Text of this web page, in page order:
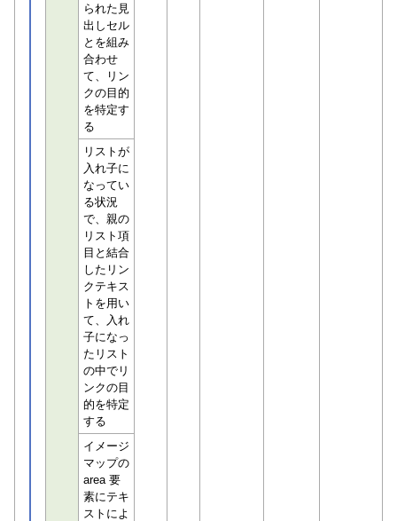
られた見
出しセル
とを組み
合わせ
て、リン
クの目的
を特定す
る
リストが
入れ子に
なってい
る状況
で、親の
リスト項
目と結合
したリン
クテキス
トを用い
て、入れ
子になっ
たリスト
の中でリ
ンクの目
的を特定
する
イメージ
マップの
area 要
素にテキ
ストによ